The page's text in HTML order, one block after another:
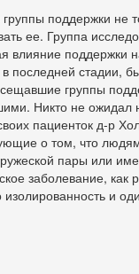
поддержки не
ее. Группа
влияние поддержки
последней стадии,
группы
Никто не ожидал
пациенток д-р
о том, что
пары или
заболевание,
и